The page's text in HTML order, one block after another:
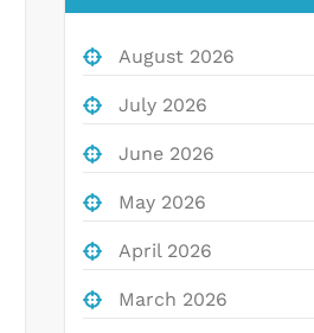
August 2026
July 2026
June 2026
May 2026
April 2026
March 2026